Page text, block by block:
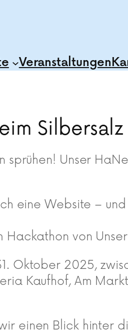
Veranstaltungen
Silbersalz
sprühen! Unser
eine Website –
Hackathon von
Oktober 2025,
Kaufhof, Am
einen Blick hinter